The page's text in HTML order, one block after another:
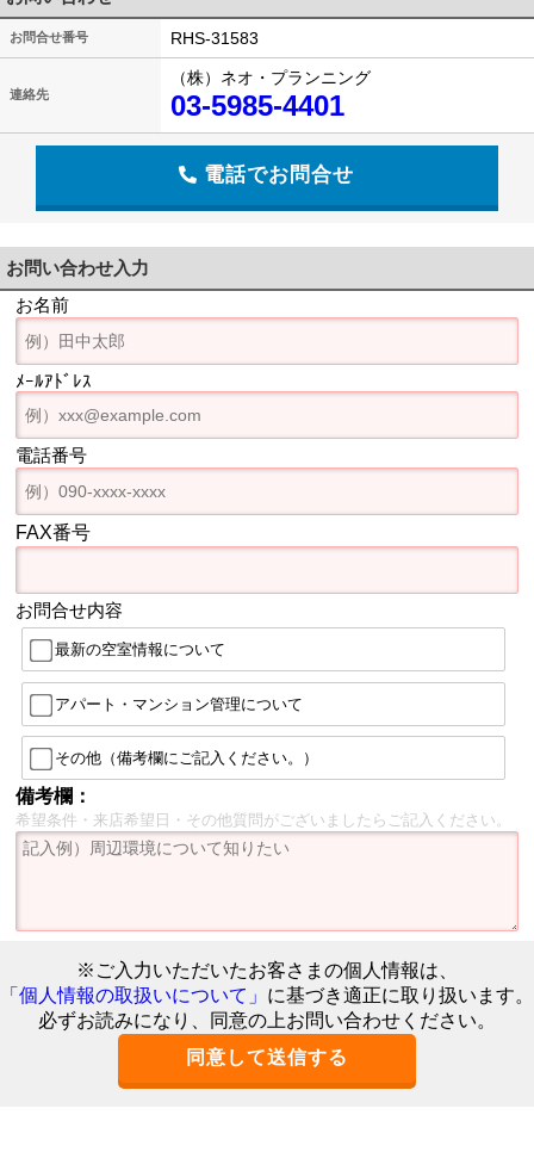
お問合せ番号 RHS-31583
連絡先
（株）ネオ・プランニング
03-5985-4401
電話でお問合せ
お問い合わせ入力
お名前
ﾒｰﾙｱﾄﾞﾚｽ
電話番号
FAX番号
お問合せ内容
最新の空室情報について
アパート・マンション管理について
その他（備考欄にご記入ください。）
備考欄：
希望条件・来店希望日・その他質問がございましたらご記入ください。
※ご入力いただいたお客さまの個人情報は、
「個人情報の取扱いについて」 に基づき適正に取り扱います。
必ずお読みになり、同意の上お問い合わせください。